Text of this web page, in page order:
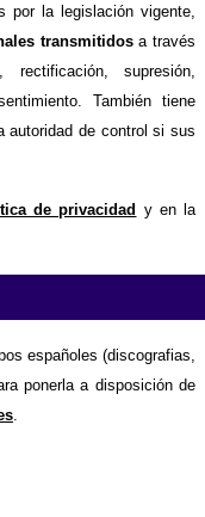
por la legislación vigente,
transmitidosa través
supresión,
También tiene
autoridad de control si sus
de privacidad y en la
españoles (discografias,
ponerla a disposición de
.